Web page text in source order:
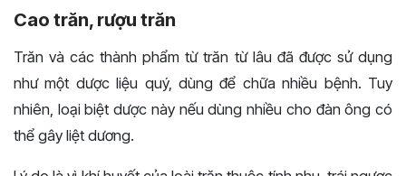
Cao trăn, rượu trăn
Trăn và các thành phẩm từ trăn từ lâu đã được sử dụng
như một dược liệu quý, dùng để chữa nhiều bệnh. Tuy
nhiên, loại biệt dược này nếu dùng nhiều cho đàn ông có
thể gây liệt dương.